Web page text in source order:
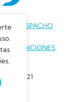
DE DESPACHO
CONDICIONES
© 2021